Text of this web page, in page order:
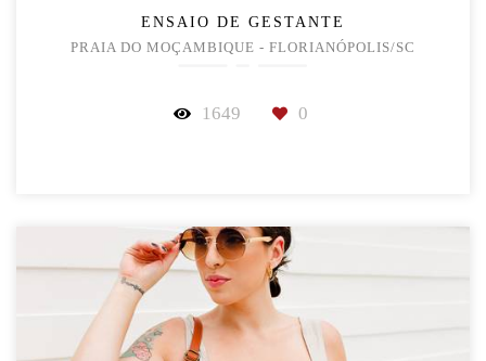
ENSAIO DE GESTANTE
PRAIA DO MOÇAMBIQUE - FLORIANÓPOLIS/SC
1649 0